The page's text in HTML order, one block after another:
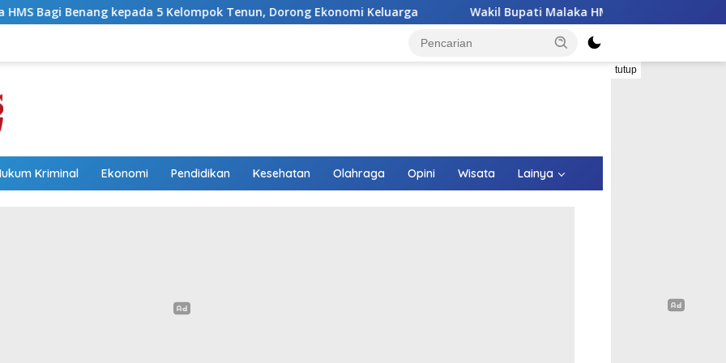
5 Kelompok Tenun, Dorong Ekonomi Keluarga Wakil Bupati Malaka HMS Tinjau Kelompok Peternak Babi
tutup
Kriminal Ekonomi Pendidikan Kesehatan Olahraga Opini Wisata Lainya